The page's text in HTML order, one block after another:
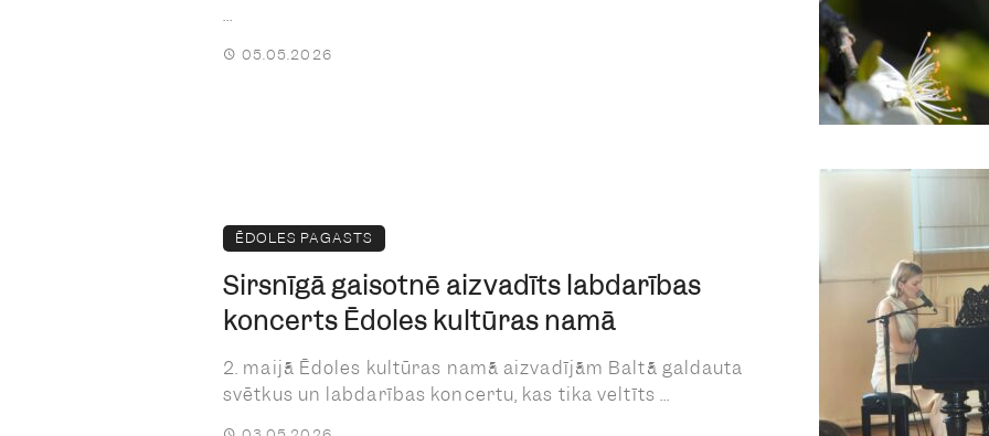
...
05.05.2026
ĒDOLES PAGASTS
Sirsnīgā gaisotnē aizvadīts labdarības
koncerts Ēdoles kultūras namā
2. maijā Ēdoles kultūras namā aizvadījām Baltā galdauta
svētkus un labdarības koncertu, kas tika veltīts ...